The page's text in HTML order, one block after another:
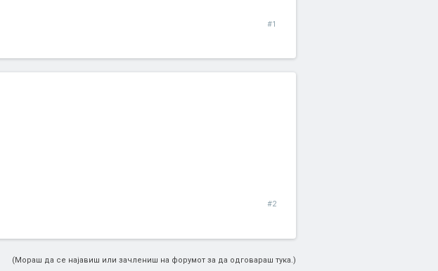
#1
#2
(Мораш да се најавиш или зачлениш на форумот за да одговараш тука.)